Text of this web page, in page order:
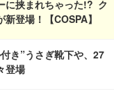
に挟まれちゃった!? ク
登場！【COSPA】
き”うさぎ靴下や、27
登場